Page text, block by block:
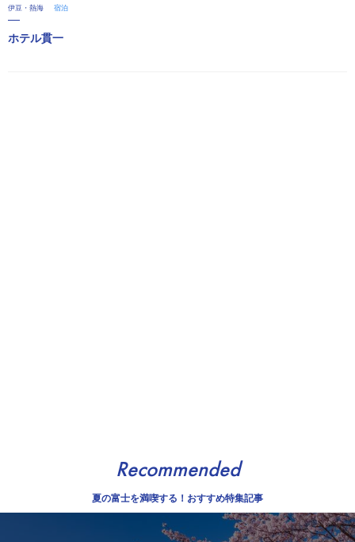
伊豆・熱海 宿泊
ホテル貫一
Recommended
夏の富士を満喫する！おすすめ特集記事